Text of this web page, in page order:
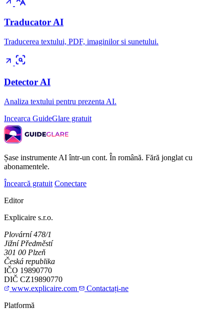
Traducator AI
Traducerea textului, PDF, imaginilor si sunetului.
Detector AI
Analiza textului pentru prezenta AI.
Incearca GuideGlare gratuit
Șase instrumente AI într-un cont. În română. Fără jonglat cu
abonamentele.
Încearcă gratuit Conectare
Editor
Explicaire s.r.o.
Plovární 478/1
Jižní Předměstí
301 00 Plzeň
Česká republika
IČO 19890770
DIČ CZ19890770
www.explicaire.com
Contactați-ne
Platformă